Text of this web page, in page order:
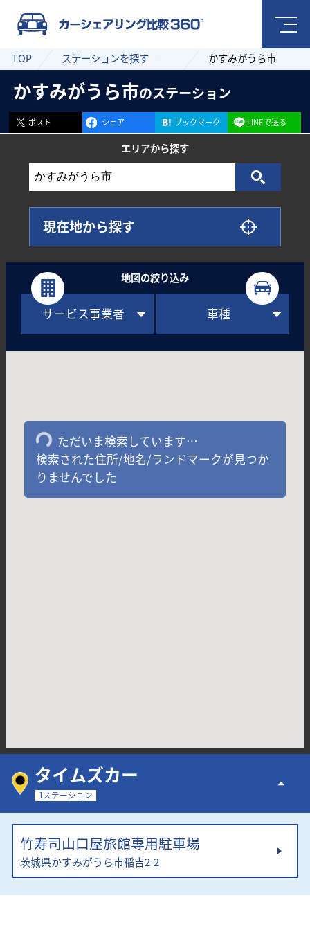
TOP ステーションを探す かすみがうら市
かすみがうら市のステーション
ポスト シェア ブックマーク LINEで送る
エリアから探す
現在地から探す
地図の絞り込み
サービス事業者 車種
ただいま検索しています…
検索された住所/地名/ランドマークが見つか
りませんでした
タイムズカー
1ステーション
竹寿司山口屋旅館專用駐車場
茨城県かすみがうら市稲吉2-2